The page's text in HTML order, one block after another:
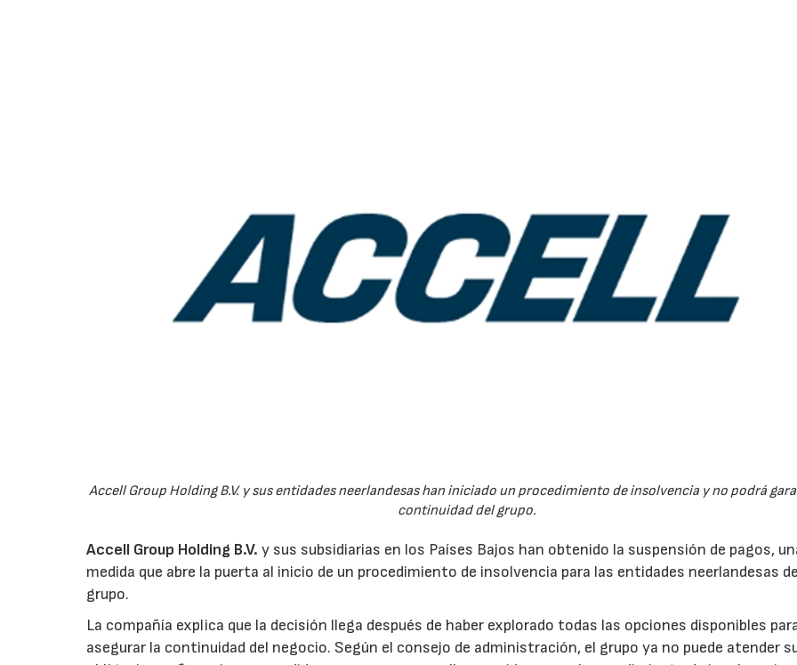
Accell Group Holding B.V. y sus entidades neerlandesas han iniciado un procedimiento de insolvencia y no podrá
continuidad del grupo.
Accell Group Holding B.V. y sus subsidiarias en los Países Bajos han obtenido la suspensión de pagos,
medida que abre la puerta al inicio de un procedimiento de insolvencia para las entidades neerlandesas
grupo.
La compañía explica que la decisión llega después de haber explorado todas las opciones disponibles
asegurar la continuidad del negocio. Según el consejo de administración, el grupo ya no puede atender